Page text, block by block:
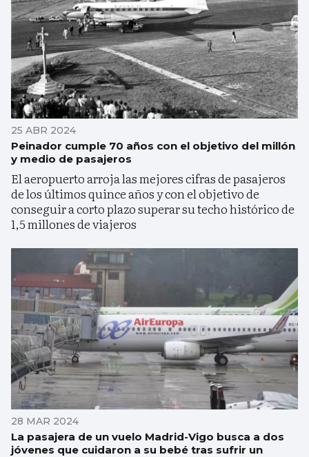
25 ABR 2024
Peinador cumple 70 años con el objetivo del millón
y medio de pasajeros
El aeropuerto arroja las mejores cifras de pasajeros
de los últimos quince años y con el objetivo de
conseguir a corto plazo superar su techo histórico de
1,5 millones de viajeros
28 MAR 2024
La pasajera de un vuelo Madrid-Vigo busca a dos
jóvenes que cuidaron a su bebé tras sufrir un